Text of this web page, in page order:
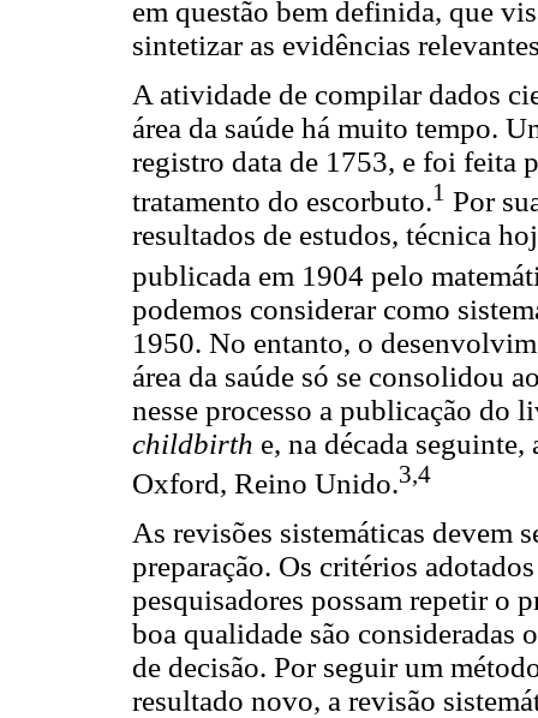
em questão bem definida, que
sintetizar as evidências
A atividade de compilar dados
área da saúde há muito tempo.
registro data de 1753, e foi feita
tratamento do escorbuto.1 Por
resultados de estudos, técnica
publicada em 1904 pelo
podemos considerar como
1950. No entanto, o
área da saúde só se consolidou
nesse processo a publicação do
childbirth e, na década
Oxford, Reino Unido.3,4
As revisões sistemáticas devem
preparação. Os critérios
pesquisadores possam repetir o
boa qualidade são consideradas
de decisão. Por seguir um
resultado novo, a revisão